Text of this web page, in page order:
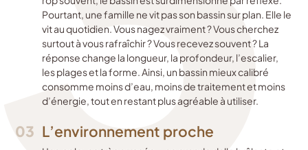
Pourtant, une famille ne vit pas son bassin sur plan. Elle le
vit au quotidien. Vous nagez vraiment ? Vous cherchez
surtout à vous rafraîchir ? Vous recevez souvent ? La
réponse change la longueur, la profondeur, l’escalier,
les plages et la forme. Ainsi, un bassin mieux calibré
consomme moins d’eau, moins de traitement et moins
d’énergie, tout en restant plus agréable à utiliser.
03 L’environnement proche